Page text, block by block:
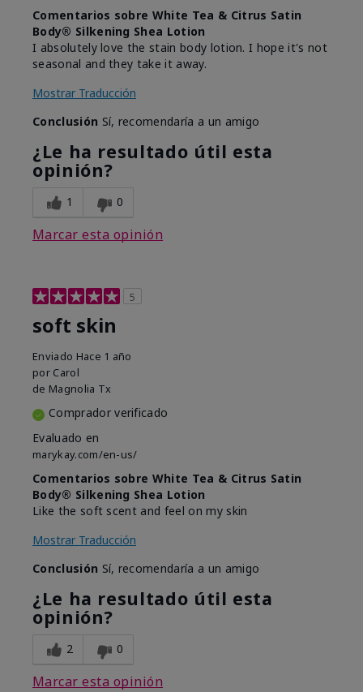
Comentarios sobre White Tea & Citrus Satin
Body® Silkening Shea Lotion
I absolutely love the stain body lotion. I hope it's not
seasonal and they take it away.
Mostrar Traducción
Conclusión Sí, recomendaría a un amigo
¿Le ha resultado útil esta
opinión?
1 0
Marcar esta opinión
5
soft skin
Enviado Hace 1 año
por Carol
de Magnolia Tx
Comprador verificado
Evaluado en
marykay.com/en-us/
Comentarios sobre White Tea & Citrus Satin
Body® Silkening Shea Lotion
Like the soft scent and feel on my skin
Mostrar Traducción
Conclusión Sí, recomendaría a un amigo
¿Le ha resultado útil esta
opinión?
2 0
Marcar esta opinión